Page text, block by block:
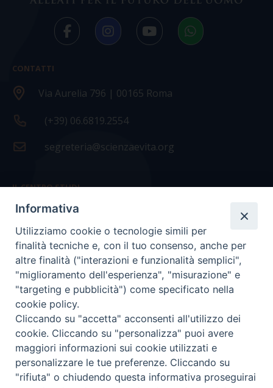
CONTATTI
Via Aurelia 796 | 00165 Roma
(+39) 06.6819.2554
segreteria@scienzaevita.org
IL CENTRO STUDI
La nostra storia
Statuto
Presidenza e ufficio presidenza
Consiglio scientifico
Coordinamento nazionale
COPYRIGHT Scienza & Vita - C.F96600690588- Tutti i
Informativa
Utilizziamo cookie o tecnologie simili per
finalità tecniche e, con il tuo consenso, anche per
altre finalità ("interazioni e funzionalità semplici",
"miglioramento dell'esperienza", "misurazione" e
"targeting e pubblicità") come specificato nella
cookie policy.
Cliccando su "accetta" acconsenti all'utilizzo dei
cookie. Cliccando su "personalizza" puoi avere
maggiori informazioni sui cookie utilizzati e
personalizzare le tue preferenze. Cliccando su
"rifiuta" o chiudendo questa informativa proseguirai